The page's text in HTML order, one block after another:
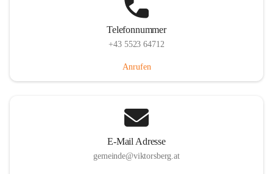
Telefonnummer
+43 5523 64712
Anrufen
E-Mail Adresse
gemeinde@viktorsberg.at